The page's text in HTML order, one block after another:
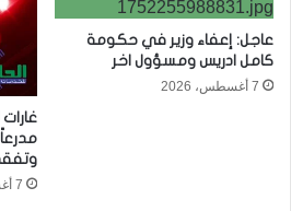
عاجل: إعفاء وزير في حكومة
كامل ادريس ومسؤول اخر
7 أغسطس، 2026
7 أغسطس، 2026